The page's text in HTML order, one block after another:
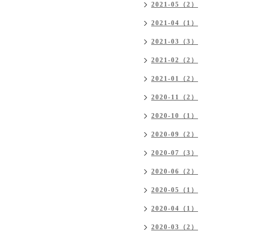
2021-05（2）
2021-04（1）
2021-03（3）
2021-02（2）
2021-01（2）
2020-11（2）
2020-10（1）
2020-09（2）
2020-07（3）
2020-06（2）
2020-05（1）
2020-04（1）
2020-03（2）